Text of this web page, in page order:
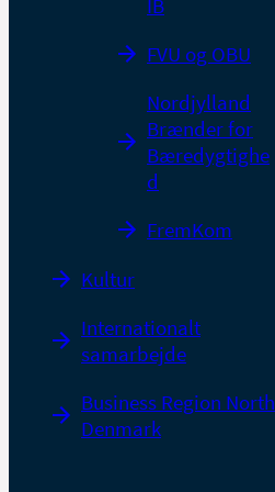
IB
FVU og OBU
Nordjylland
Brænder for
Bæredygtighe
d
FremKom
Kultur
Internationalt
samarbejde
Business Region North
Denmark